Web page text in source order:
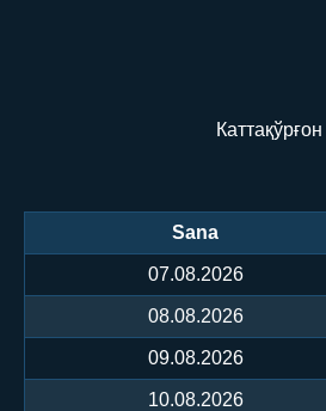
Sana
07.08.2026
08.08.2026
09.08.2026
10.08.2026